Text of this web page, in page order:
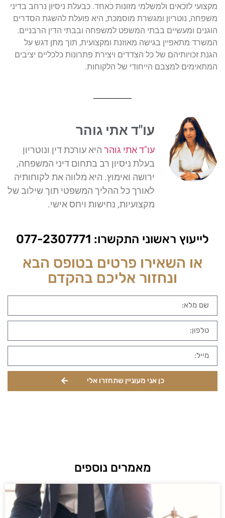
מקצועי לזכאים ולמשלמי מזונות כאחד. כבעלת ניסיון נרחב בדיני
משפחה, נוטריון ומגשרת מוסמכת, היא פועלת להשגת הסדרים
הוגנים ומעשיים בבתי המשפט למשפחה ובבתי הדין הרבניים.
המשרד מתאפיין בגישה מאוזנת ומקצועית, תוך מתן דגש על
הגנת זכויותיהם של כל הצדדים ויצירת פתרונות כלכליים יציבים
המתאימים למצבם הייחודי של הלקוחות.
עו"ד אתי גוהר
עו"ד אתי גוהר היא עורכת דין ונוטריון
בעלת ניסיון רב בתחום דיני המשפחה,
ירושה ואימוץ. היא מלווה את לקוחותיה
לאורך כל ההליך המשפטי תוך שילוב של
מקצועיות, נחישות ויחס אישי.
לייעוץ ראשוני התקשרו: 077-2307771
או השאירו פרטים בטופס הבא
ונחזור אליכם בהקדם
כן אני מעוניין שתחזרו אלי
מאמרים נוספים